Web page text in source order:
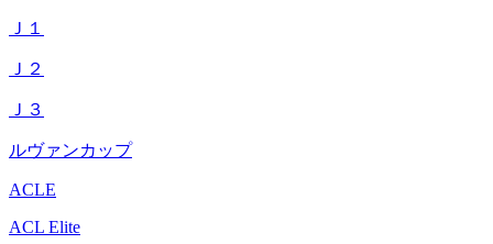
Ｊ１
Ｊ２
Ｊ３
ルヴァンカップ
ACLE
ACL Elite